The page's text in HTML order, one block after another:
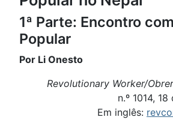
1ª Parte: Encontro
Popular
Por Li Onesto
Revolutionary Worker/
n.º 1014,
Em inglês: